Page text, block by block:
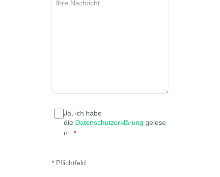
Ja, ich habe
die Datenschutzerklärung gelese
n.
* Pflichtfeld